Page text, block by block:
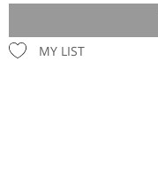
MY LIST